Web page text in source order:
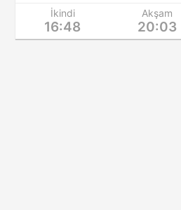
İkindi
16:48
Akşam
20:03